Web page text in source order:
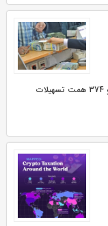
شبکه بانکی طی 11 ماهه ابتدای سال 1403 مبلغ 6 هزار و 374 همت تسهیلات